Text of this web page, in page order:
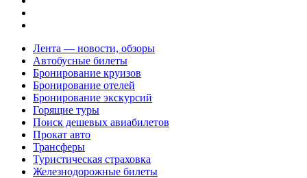
Лента — новости, обзоры
Автобусные билеты
Бронирование круизов
Бронирование отелей
Бронирование экскурсий
Горящие туры
Поиск дешевых авиабилетов
Прокат авто
Трансферы
Туристическая страховка
Железнодорожные билеты